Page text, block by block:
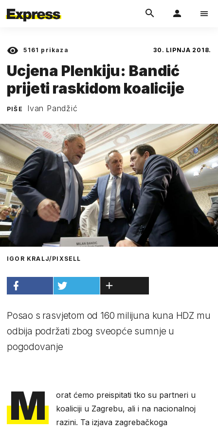
5161 prikaza 30. LIPNJA 2018.
Ucjena Plenkiju: Bandić
prijeti raskidom koalicije
PIŠE Ivan Pandžić
IGOR KRALJ/PIXSELL
Posao s rasvjetom od 160 milijuna kuna HDZ mu
odbija podržati zbog sveopće sumnje u
pogodovanje
M
orat ćemo preispitati tko su partneri u
koaliciji u Zagrebu, ali i na nacionalnoj
razini. Ta izjava zagrebačkoga